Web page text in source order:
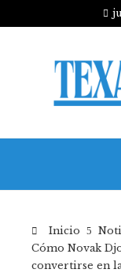
Inicio
Cómo Novak
convertirse en